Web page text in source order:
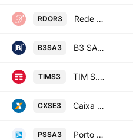
RDOR3 Rede D'Or Sao Luiz SA
B3SA3 B3 SA - Brasil, Bolsa, Balcao
TIMS3 TIM S.A.
CXSE3 Caixa Seguridade Participacoes SA
PSSA3 Porto Seguro S.A.